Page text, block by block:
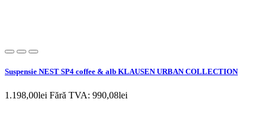
Suspensie NEST SP4 coffee & alb KLAUSEN URBAN COLLECTION
1.198,00lei Fără TVA: 990,08lei